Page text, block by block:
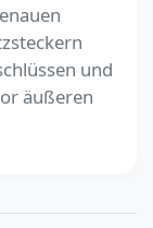
und
äußeren